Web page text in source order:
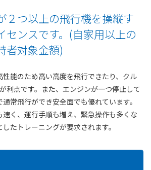
２つ以上の飛行機を操縦す
センスです。(自家用以上の
者対象金額)
能のため高い高度を飛行できたり、クル
利点です。また、エンジンが一つ停止して
常飛行ができ安全面でも優れています。
く、運行手順も増え、緊急操作も多くな
たトレーニングが要求されます。